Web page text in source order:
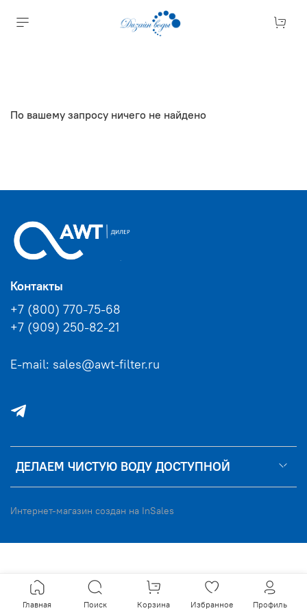
По вашему запросу ничего не найдено
ДЕЛАЕМ ЧИСТУЮ ВОДУ ДОСТУПНОЙ
Контакты
+7 (800) 770-75-68
+7 (909) 250-82-21
E-mail: sales@awt-filter.ru
Интернет-магазин создан на InSales
Главная Поиск Корзина Избранное Профиль